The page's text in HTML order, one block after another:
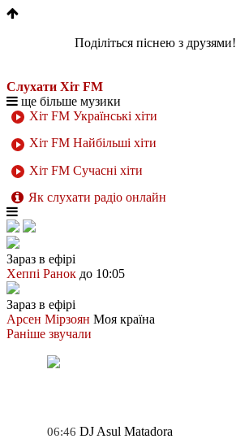
Поділіться піснею з друзями!
Слухати Хіт FM
ще більше музики
Хіт FM Українські хіти
Хіт FM Найбільші хіти
Хіт FM Сучасні хіти
Як слухати радіо онлайн
Зараз в ефірі
Хеппі Ранок до 10:05
Зараз в ефірі
Арсен Мірзоян Моя країна
Раніше звучали
06:46 DJ Asul Matadora